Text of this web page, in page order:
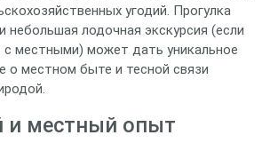
угодий. Прогулка
небольшая лодочная экскурсия (если
местными) может дать уникальное
о местном быте и тесной связи
и местный опыт